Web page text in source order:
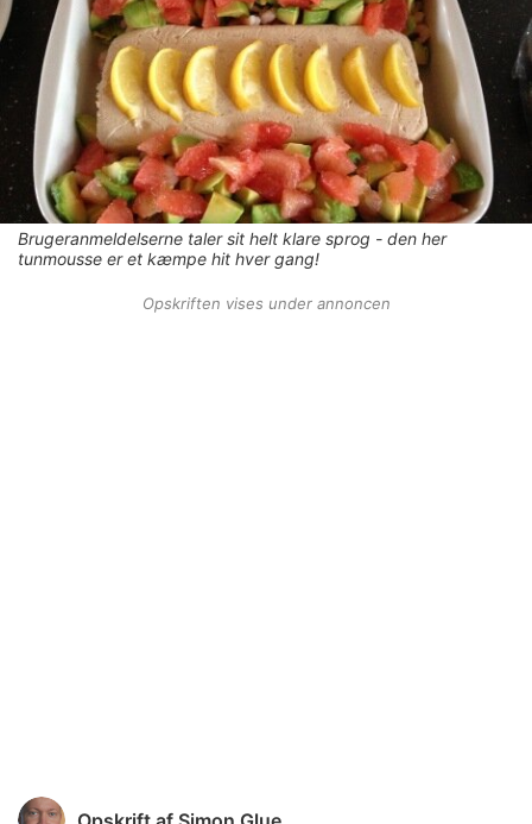
Brugeranmeldelserne taler sit helt klare sprog - den her
tunmousse er et kæmpe hit hver gang!
Opskriften vises under annoncen